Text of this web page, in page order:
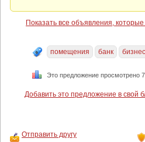
Показать все объявления,
помещения банк бизнес
Это предложение просмотрено
Добавить это предложение в свой
Отправить другу